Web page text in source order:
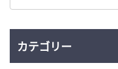
カテゴリー